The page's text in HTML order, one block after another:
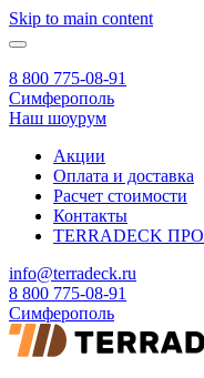
Skip to main content
8 800 775-08-91
Симферополь
Наш шоурум
Акции
Оплата и доставка
Расчет стоимости
Контакты
TERRADECK ПРО
info@terradeck.ru
8 800 775-08-91
Симферополь